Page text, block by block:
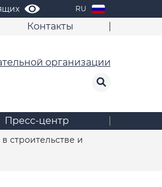
RU
Контакты
организации
Пресс-центр
строительстве и